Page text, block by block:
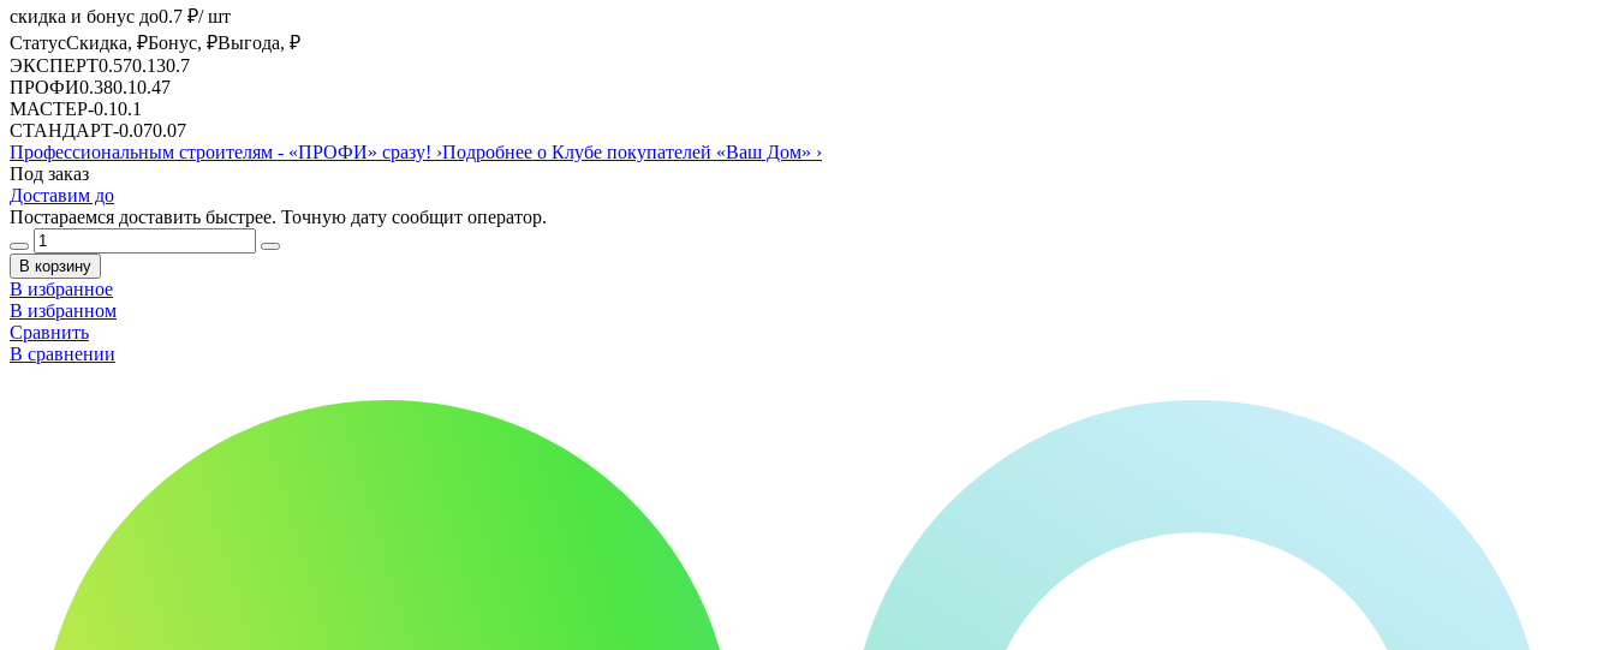
скидка и бонус до0.7 ₽/ шт
СтатусСкидка, ₽Бонус, ₽Выгода, ₽
ЭКСПЕРТ0.570.130.7
ПРОФИ0.380.10.47
МАСТЕР-0.10.1
СТАНДАРТ-0.070.07
Профессиональным строителям - «ПРОФИ» сразу! ›Подробнее о Клубе покупателей «Ваш Дом» ›
Под заказ
Доставим до
Постараемся доставить быстрее. Точную дату сообщит оператор.
В корзину
В избранное
В избранном
Сравнить
В сравнении